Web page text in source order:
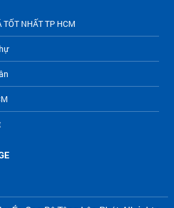
TỐT NHẤT TP HCM